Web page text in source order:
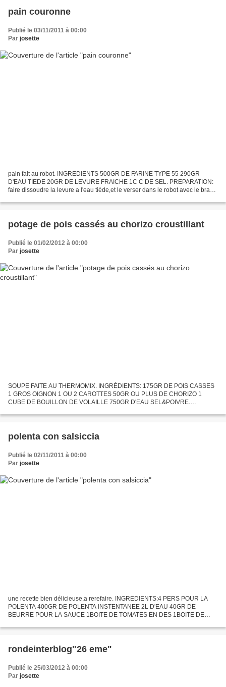
pain couronne
Publié le 03/11/2011 à 00:00
Par josette
pain fait au robot. INGREDIENTS 500GR DE FARINE TYPE 55 290GR
D'EAU TIEDE 20GR DE LEVURE FRAICHE 1C C DE SEL. PREPARATION:
faire dissoudre la levure a l'eau tiède,et le verser dans le robot avec le bras
potage de pois cassés au chorizo croustillant
Publié le 01/02/2012 à 00:00
Par josette
SOUPE FAITE AU THERMOMIX. INGRÉDIENTS: 175GR DE POIS CASSES
1 GROS OIGNON 1 OU 2 CAROTTES 50GR OU PLUS DE CHORIZO 1
CUBE DE BOUILLON DE VOLAILLE 750GR D'EAU SEL&POIVRE.
carottes et l'oignon....
polenta con salsiccia
Publié le 02/11/2011 à 00:00
Par josette
une recette bien délicieuse,a rerefaire. INGREDIENTS:4 PERS POUR LA
POLENTA 400GR DE POLENTA INSTENTANEE 2L D'EAU 40GR DE
BEURRE POUR LA SAUCE 1BOITE DE TOMATES EN DES 1BOITE DE
10CHIPOLATAS ORIGAN...
rondeinterblog"26 eme"
Publié le 25/03/2012 à 00:00
Par josette